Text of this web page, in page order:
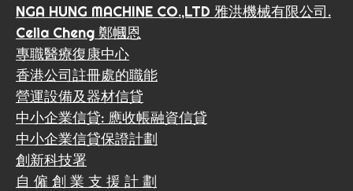
NGA HUNG MACHINE CO.,LTD 雅洪機械有限公司.
Celia Cheng 鄭幗恩
專職醫療復康中心
香港公司註冊處的職能
營運設備及器材信貸
中小企業信貸: 應收帳融資信貸
中小企業信貸保證計劃
創新科技署
自 僱 創 業 支 援 計 劃